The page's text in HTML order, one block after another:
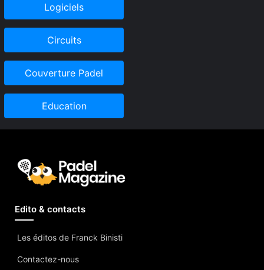
Logiciels
Circuits
Couverture Padel
Education
Edito & contacts
Les éditos de Franck Binisti
Contactez-nous